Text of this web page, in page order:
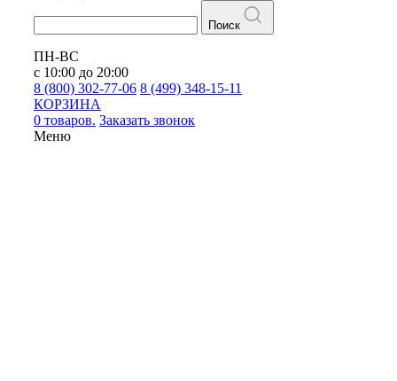
Поиск
ПН-ВС
с 10:00 до 20:00
8 (800) 302-77-06 8 (499) 348-15-11
КОРЗИНА
0 товаров. Заказать звонок
Меню